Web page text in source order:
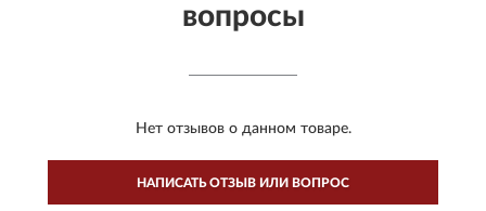
вопросы
Нет отзывов о данном товаре.
НАПИСАТЬ ОТЗЫВ ИЛИ ВОПРОС